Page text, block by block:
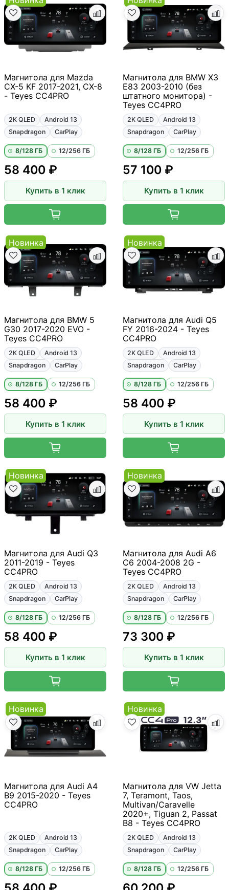
Магнитола для Mazda
CX-5 KF 2017-2021, CX-8
- Teyes CC4PRO
2K QLED
Android 13
Snapdragon
CarPlay
8/128 ГБ 12/256 ГБ
58 400 ₽
Купить в 1 клик
Магнитола для BMW X3
E83 2003-2010 (без
штатного монитора) -
Teyes CC4PRO
2K QLED
Android 13
Snapdragon
CarPlay
8/128 ГБ 12/256 ГБ
57 100 ₽
Купить в 1 клик
Новинка
Магнитола для BMW 5
G30 2017-2020 EVO -
Teyes CC4PRO
2K QLED
Android 13
Snapdragon
CarPlay
8/128 ГБ 12/256 ГБ
58 400 ₽
Купить в 1 клик
Новинка
Магнитола для Audi Q5
FY 2016-2024 - Teyes
CC4PRO
2K QLED
Android 13
Snapdragon
CarPlay
8/128 ГБ 12/256 ГБ
58 400 ₽
Купить в 1 клик
Новинка
Магнитола для Audi Q3
2011-2019 - Teyes
CC4PRO
2K QLED
Android 13
Snapdragon
CarPlay
8/128 ГБ 12/256 ГБ
58 400 ₽
Купить в 1 клик
Новинка
Магнитола для Audi A6
C6 2004-2008 2G -
Teyes CC4PRO
2K QLED
Android 13
Snapdragon
CarPlay
8/128 ГБ 12/256 ГБ
73 300 ₽
Купить в 1 клик
Новинка
Магнитола для Audi A4
B9 2015-2020 - Teyes
CC4PRO
2K QLED
Android 13
Snapdragon
CarPlay
8/128 ГБ 12/256 ГБ
Новинка
Магнитола для VW Jetta
7, Teramont, Taos,
Multivan/Caravelle
2020+, Tiguan 2, Passat
B8 - Teyes CC4PRO
2K QLED
Android 13
Snapdragon
CarPlay
8/128 ГБ 12/256 ГБ